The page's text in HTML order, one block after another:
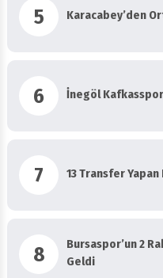
5 Karacabey’den
6 İnegöl
7 13 Transfer
8
Bursaspor’un 2
Geldi